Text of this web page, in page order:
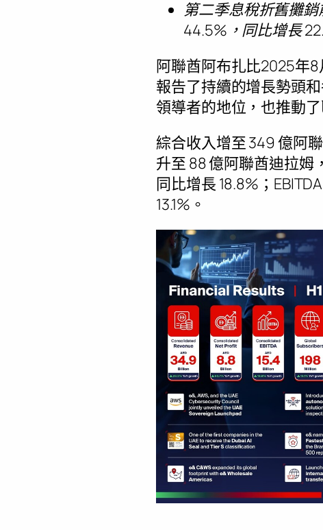
第二季息稅折舊攤
44.5%，同比增長
阿聯酋阿布扎比2025年8
報告了持續的增長勢頭
領導者的地位，也推動
綜合收入增至 349 億阿
升至 88 億阿聯酋迪拉姆
同比增長 18.8%；
13.1%。